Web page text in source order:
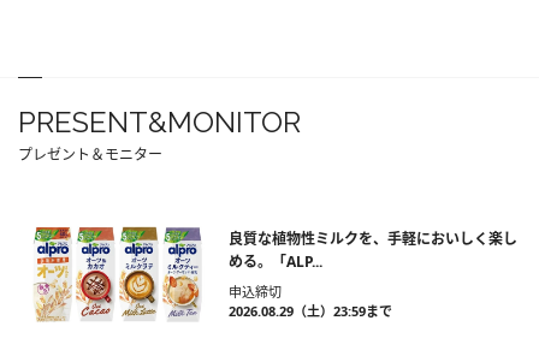
PRESENT&MONITOR
プレゼント＆モニター
良質な植物性ミルクを、手軽においしく楽し
める。「ALP...
申込締切
2026.08.29（土）23:59まで